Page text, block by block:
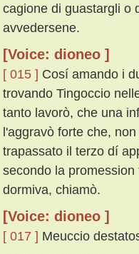
cagione di guastargli o
avvedersene.
[Voice: dioneo ]
[ 015 ] Cosí amando i
trovando Tingoccio
tanto lavorò, che una
l'aggravò forte che,
trapassato il terzo dí
secondo la
dormiva, chiamò.
[Voice: dioneo ]
[ 017 ] Meuccio